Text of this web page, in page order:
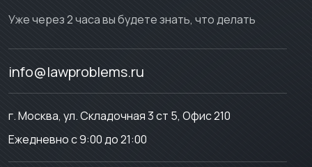
Уже через 2 часа вы будете знать, что делать
info@lawproblems.ru
г. Москва, ул. Складочная 3 ст 5, Офис 210
Ежедневно с 9:00 до 21:00